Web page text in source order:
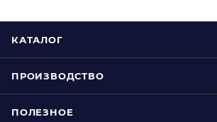
КАТАЛОГ
ПРОИЗВОДСТВО
ПОЛЕЗНОЕ